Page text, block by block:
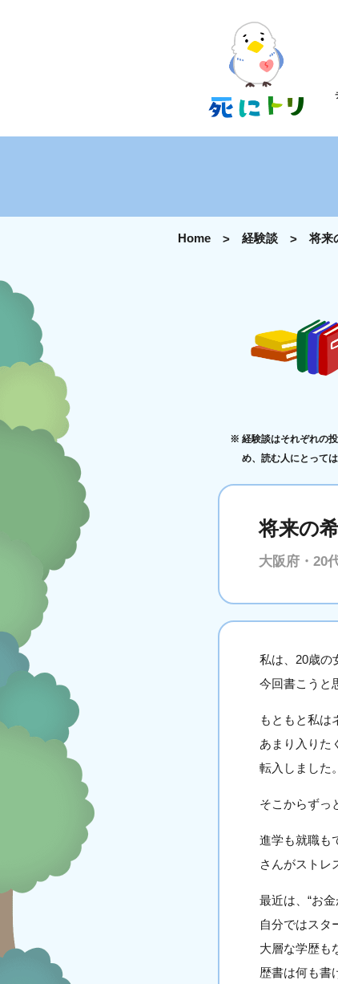
Home 経験談 将来
経験談はそれぞれの
め、読む人にとって
将来の
大阪府・20
私は、20歳の
今回書こうと
もともと私は
あまり入りた
転入しました。
そこからずっ
進学も就職も
さんがストレ
最近は、“お
自分ではスタ
大層な学歴も
歴書は何も書